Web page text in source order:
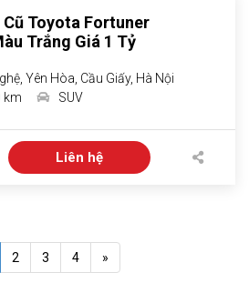
Cũ Toyota Fortuner
Trắng Giá 1 Tỷ
Yên Hòa, Cầu Giấy, Hà Nội
km SUV
Liên hệ
2 3 4 »